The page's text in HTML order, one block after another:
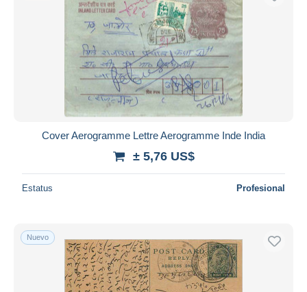
Cover Aerogramme Lettre Aerogramme Inde India
± 5,76 US$
Estatus Profesional
Nuevo